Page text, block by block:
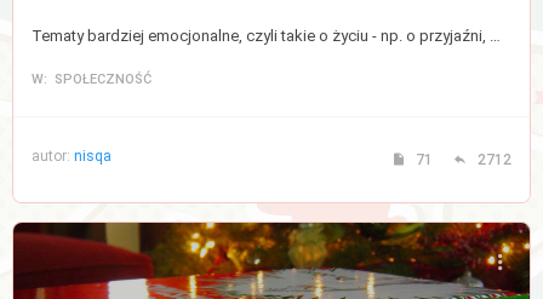
Tematy bardziej emocjonalne, czyli takie o życiu - np. o przyjaźni, miłości, rodzinie, dzieciach, a także bezpośrednio lub pośrednio związane ze zdrowiem, medycyną, modą lub urodą (kosmetykami).
W: SPOŁECZNOŚĆ
autor: nisqa 71 2712